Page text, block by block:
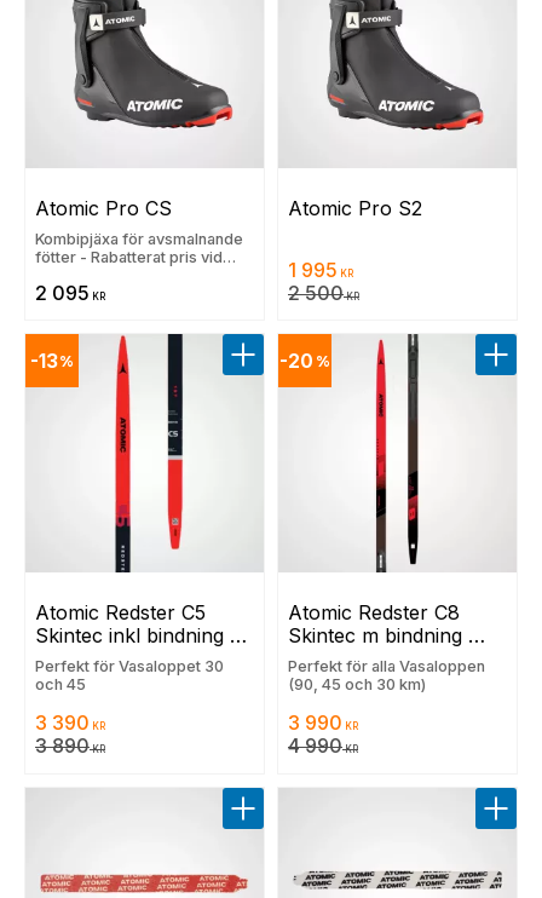
Atomic Pro CS
Kombipjäxa för avsmalnande
fötter - Rabatterat pris vid
2 095 KR
Atomic Pro S2
1 995 KR
2 500KR
Atomic Redster C5
Skintec inkl bindning
och grundvallning
Perfekt för Vasaloppet 30
och 45
3 390 KR
3 890KR
13% Lägg till i favoriter
Atomic Redster C8
Skintec m bindning
och grundvallning
Perfekt för alla Vasaloppen
(90, 45 och 30 km)
3 990 KR
4 990KR
20 % Lägg
Lägg till i favoriter Lägg